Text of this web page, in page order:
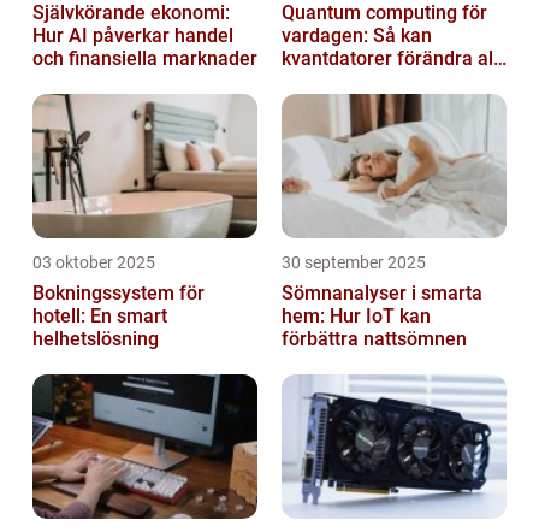
Självkörande ekonomi:
Hur AI påverkar handel
och finansiella marknader
Quantum computing för
vardagen: Så kan
kvantdatorer förändra allt
03 oktober 2025
Bokningssystem för
hotell: En smart
helhetslösning
30 september 2025
Sömnanalyser i smarta
hem: Hur IoT kan
förbättra nattsömnen